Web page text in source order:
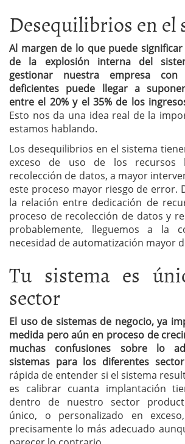
Desequilibrios en el
Al margen de lo que puede
de la explosión interna del
gestionar nuestra empresa
deficientes puede llegar a
entre el 20% y el 35% de los
Esto nos da una idea real de la
estamos hablando.
Los desequilibrios en el sistema
exceso de uso de los recursos
recolección de datos, a mayor
este proceso mayor riesgo de error.
la relación entre dedicación de
proceso de recolección de datos y
probablemente, lleguemos a la
necesidad de automatización mayor
Tu sistema es
sector
El uso de sistemas de negocio, ya
medida pero aún en proceso de
muchas confusiones sobre lo
sistemas para los diferentes
rápida de entender si el sistema
es calibrar cuanta implantación
dentro de nuestro sector
único, o personalizado en
precisamente lo más adecuado